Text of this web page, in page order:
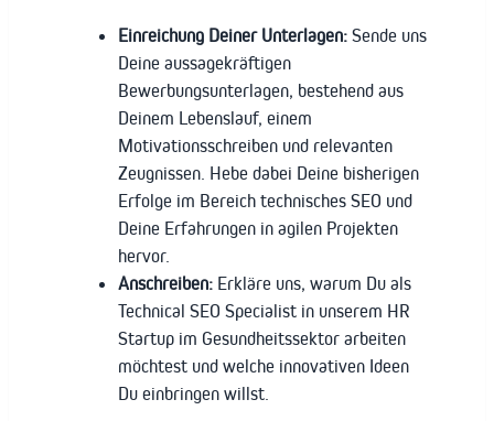
Einreichung Deiner Unterlagen: Sende uns
Deine aussagekräftigen
Bewerbungsunterlagen, bestehend aus
Deinem Lebenslauf, einem
Motivationsschreiben und relevanten
Zeugnissen. Hebe dabei Deine bisherigen
Erfolge im Bereich technisches SEO und
Deine Erfahrungen in agilen Projekten
hervor.
Anschreiben: Erkläre uns, warum Du als
Technical SEO Specialist in unserem HR
Startup im Gesundheitssektor arbeiten
möchtest und welche innovativen Ideen
Du einbringen willst.